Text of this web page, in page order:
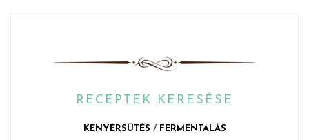
RECEPTEK KERESÉSE
KENYÉRSÜTÉS / FERMENTÁLÁS